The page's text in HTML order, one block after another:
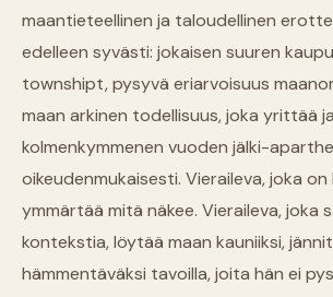
maantieteellinen ja taloudellinen
edelleen syvästi: jokaisen suuren
townshipt, pysyvä eriarvoisuus
maan arkinen todellisuus, joka yrittää
kolmenkymmenen vuoden jälki-
oikeudenmukaisesti. Vieraileva, joka on
ymmärtää mitä näkee. Vieraileva, joka
kontekstia, löytää maan kauniiksi,
hämmentäväksi tavoilla, joita hän ei